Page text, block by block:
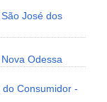
José dos
Odessa
Consumidor -